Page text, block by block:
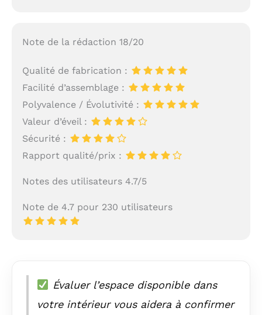
Note de la rédaction 18/20
Qualité de fabrication :
Facilité d’assemblage :
Polyvalence / Évolutivité :
Valeur d’éveil :
Sécurité :
Rapport qualité/prix :
Notes des utilisateurs 4.7/5
Note de 4.7 pour 230 utilisateurs
Évaluer l’espace disponible dans
votre intérieur vous aidera à confirmer